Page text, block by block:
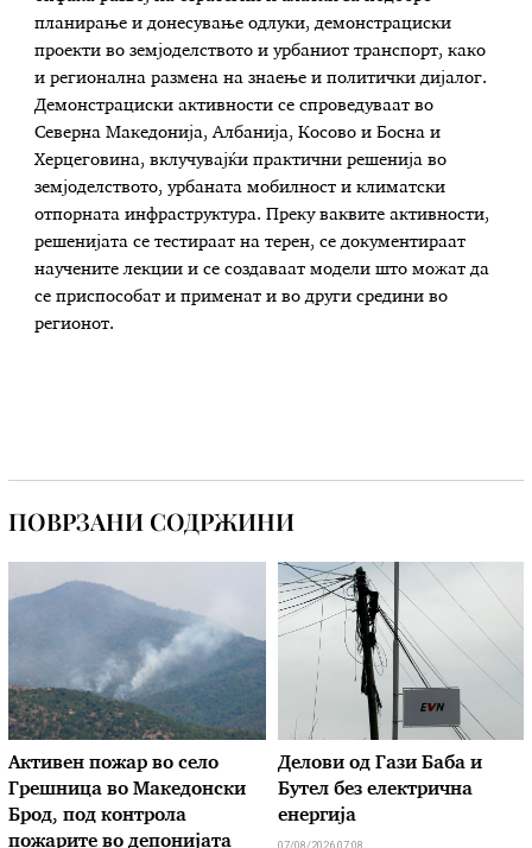
планирање и донесување одлуки, демонстрациски
проекти во земјоделството и урбаниот транспорт, како
и регионална размена на знаење и политички дијалог.
Демонстрациски активности се спроведуваат во
Северна Македонија, Албанија, Косово и Босна и
Херцеговина, вклучувајќи практични решенија во
земјоделството, урбаната мобилност и климатски
отпорната инфраструктура. Преку ваквите активности,
решенијата се тестираат на терен, се документираат
научените лекции и се создаваат модели што можат да
се приспособат и применат и во други средини во
регионот.
ПОВРЗАНИ СОДРЖИНИ
Активен пожар во село
Грешница во Македонски
Брод, под контрола
пожарите во депонијата
Делови од Гази Баба и
Бутел без електрична
енергија